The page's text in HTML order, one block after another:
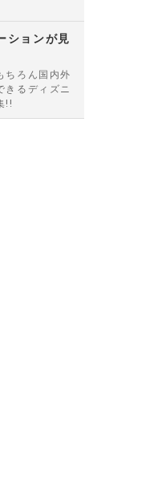
ションが見
ちろん国内外
きるディズニ
!!